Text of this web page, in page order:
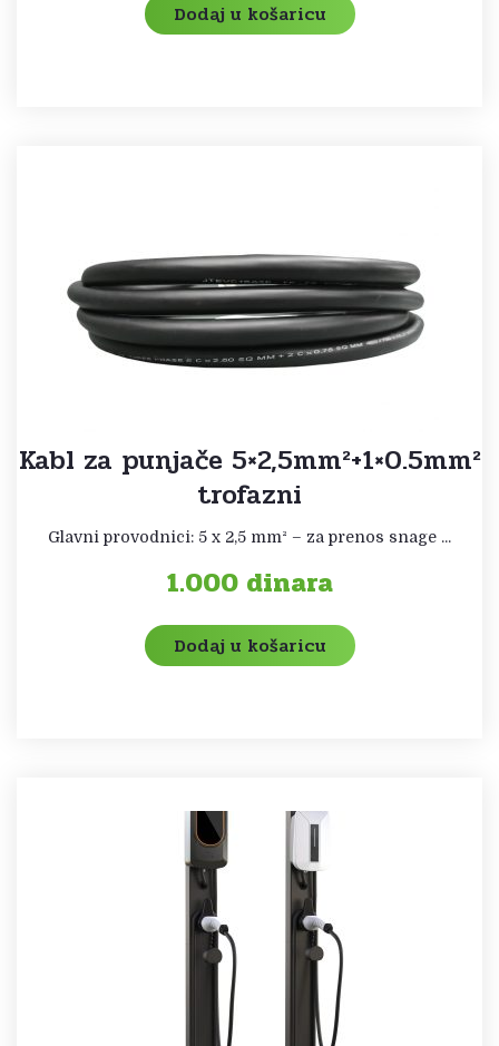
Dodaj u košaricu
Kabl za punjače 5×2,5mm²+1×0.5mm²
trofazni
Glavni provodnici: 5 x 2,5 mm² – za prenos snage ...
1.000 dinara
Dodaj u košaricu